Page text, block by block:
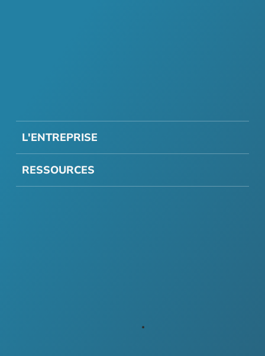
L'ENTREPRISE
RESSOURCES